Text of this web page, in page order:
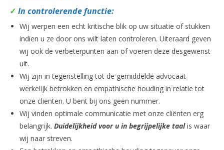
✓ In controlerende functie:
Wij werpen een echt kritische blik op uw situatie of stukken
indien u ze door ons wilt laten controleren. Uiteraard geven
wij ook de verbeterpunten aan of voeren deze desgewenst
uit.
Wij zijn in tegenstelling tot de gemiddelde advocaat
werkelijk betrokken en empathische houding in relatie tot
onze cliënten. U bent bij ons geen nummer.
Wij vinden optimale communicatie met onze cliënten erg
belangrijk. Duidelijkheid voor u in begrijpelijke taalis waar
wij naar streven.